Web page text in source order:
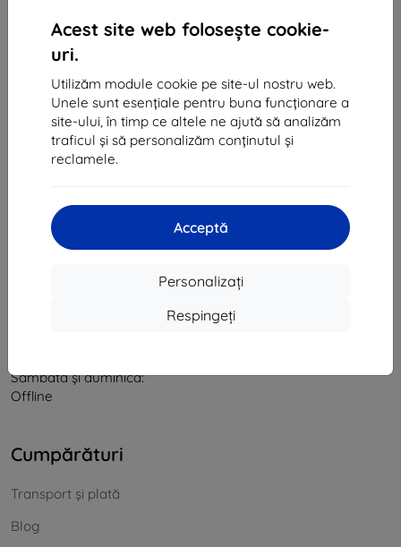
Acest site web folosește cookie-
uri.
Utilizăm module cookie pe site-ul nostru web.
Unele sunt esențiale pentru buna funcționare a
site-ului, în timp ce altele ne ajută să analizăm
traficul și să personalizăm conținutul și
reclamele.
Acceptă
Personalizați
Respingeți
Ulica Rudolfa Mocka 3750/2A
841 04 Bratislava
46701494
CUI TVA:SK2023549671
Contact
Sâmbătă și duminică:
Offline
Cumpărături
Transport și plată
Blog